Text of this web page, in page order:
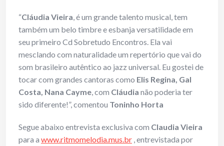
“Cláudia Vieira, é um grande talento musical, tem
também um belo timbre e esbanja versatilidade em
seu primeiro Cd Sobretudo Encontros. Ela vai
mesclando com naturalidade um repertório que vai do
som brasileiro autêntico ao jazz universal. Eu gostei de
tocar com grandes cantoras como Elis Regina, Gal
Costa, Nana Cayme, com Cláudia não poderia ter
sido diferente!”, comentou Toninho Horta
Segue abaixo entrevista exclusiva com Claudia Vieira
para a www.ritmomelodia.mus.br , entrevistada por